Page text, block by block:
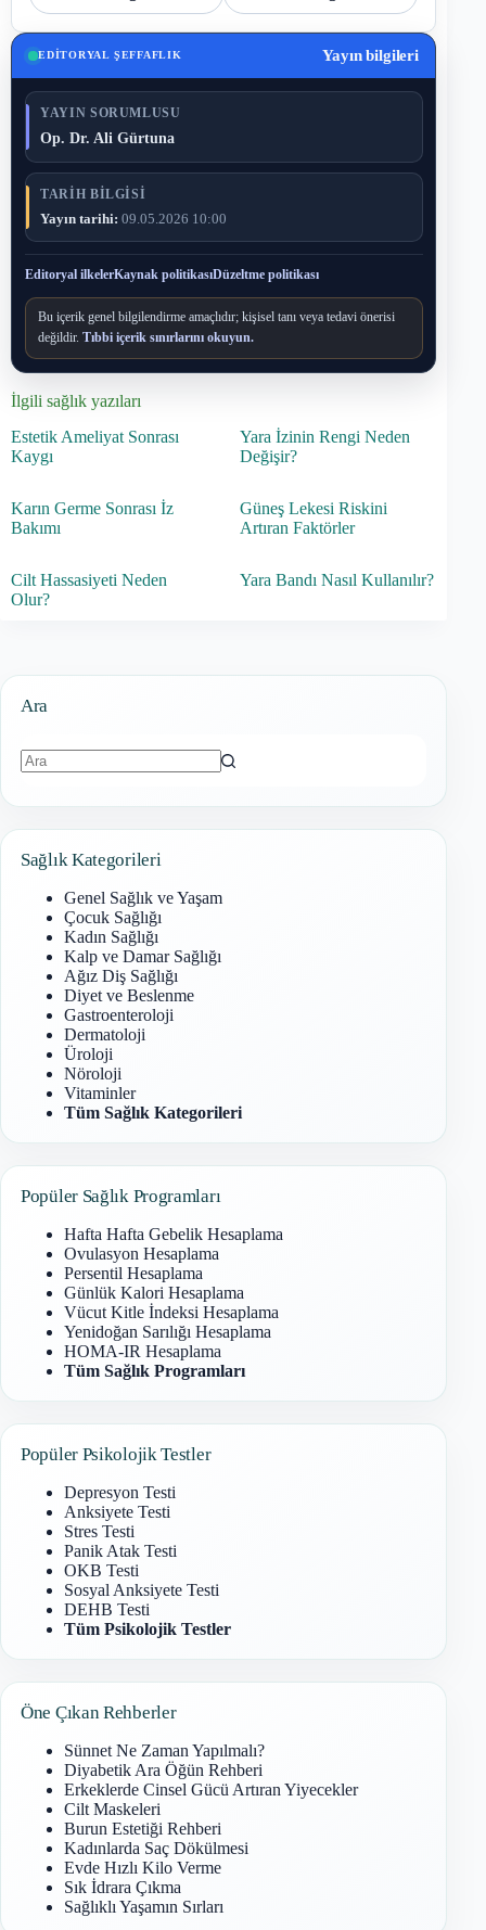
EDITORYAL ŞEFFAFLIK Yayın bilgileri
YAYIN SORUMLUSU
Op. Dr. Ali Gürtuna
TARIH BILGISI
Yayın tarihi: 09.05.2026 10:00
Editoryal ilkelerKaynak politikasıDüzeltme politikası
Bu içerik genel bilgilendirme amaçlıdır; kişisel tanı veya tedavi önerisi
değildir. Tıbbi içerik sınırlarını okuyun.
İlgili sağlık yazıları
Estetik Ameliyat Sonrası
Kaygı
Yara İzinin Rengi Neden
Değişir?
Karın Germe Sonrası İz
Bakımı
Güneş Lekesi Riskini
Artıran Faktörler
Cilt Hassasiyeti Neden
Olur?
Yara Bandı Nasıl Kullanılır?
Ara
Sağlık Kategorileri
Genel Sağlık ve Yaşam
Çocuk Sağlığı
Kadın Sağlığı
Kalp ve Damar Sağlığı
Ağız Diş Sağlığı
Diyet ve Beslenme
Gastroenteroloji
Dermatoloji
Üroloji
Nöroloji
Vitaminler
Tüm Sağlık Kategorileri
Popüler Sağlık Programları
Hafta Hafta Gebelik Hesaplama
Ovulasyon Hesaplama
Persentil Hesaplama
Günlük Kalori Hesaplama
Vücut Kitle İndeksi Hesaplama
Yenidoğan Sarılığı Hesaplama
HOMA-IR Hesaplama
Tüm Sağlık Programları
Popüler Psikolojik Testler
Depresyon Testi
Anksiyete Testi
Stres Testi
Panik Atak Testi
OKB Testi
Sosyal Anksiyete Testi
DEHB Testi
Tüm Psikolojik Testler
Öne Çıkan Rehberler
Sünnet Ne Zaman Yapılmalı?
Diyabetik Ara Öğün Rehberi
Erkeklerde Cinsel Gücü Artıran Yiyecekler
Cilt Maskeleri
Burun Estetiği Rehberi
Kadınlarda Saç Dökülmesi
Evde Hızlı Kilo Verme
Sık İdrara Çıkma
Sağlıklı Yaşamın Sırları